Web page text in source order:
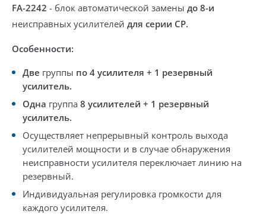
FA-2242 - блок автоматической замены до 8-и
неисправных усилителей для серии CP.
Особенности:
Две группы по 4 усилителя + 1 резервный
усилитель.
Одна группа 8 усилителей + 1 резервный
усилитель.
Осуществляет непрерывный контроль выхода
усилителей мощности и в случае обнаружения
неисправности усилителя переключает линию на
резервный.
Индивидуальная регулировка громкости для
каждого усилителя.